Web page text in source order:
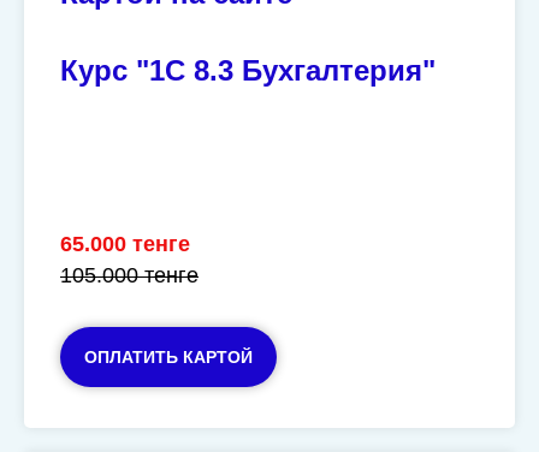
Курс "1С 8.3 Бухгалтерия"
65.000 тенге
105.000 тенге
ОПЛАТИТЬ КАРТОЙ